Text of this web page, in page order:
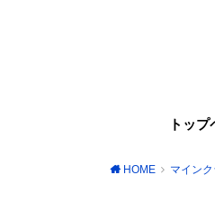
トッ
HOME マインク